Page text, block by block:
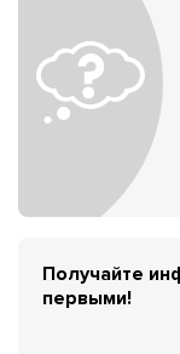
Получайте
первыми!